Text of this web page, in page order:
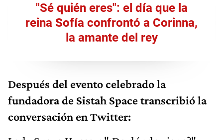
"Sé quién eres": el día que la
reina Sofía confrontó a Corinna,
la amante del rey
Después del evento celebrado la
fundadora de Sistah Space transcribió la
conversación en Twitter: